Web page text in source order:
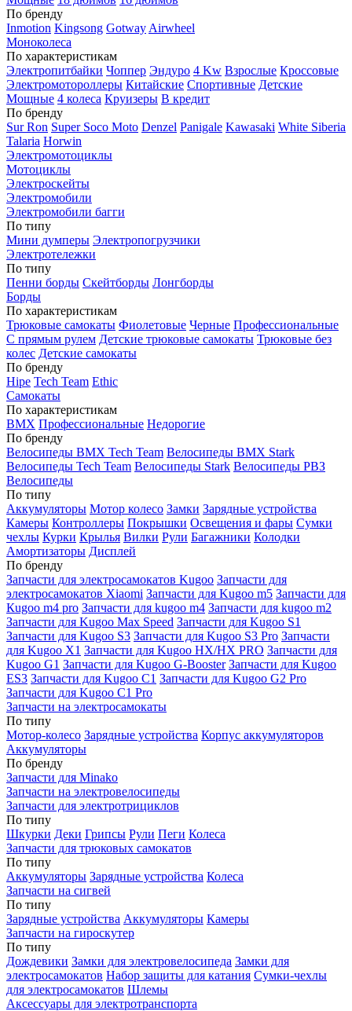
По бренду
Inmotion Kingsong Gotway Airwheel
Моноколеса
По характеристикам
Электропитбайки Чоппер Эндуро 4 Kw Взрослые Кроссовые
Электромотороллеры Китайские Спортивные Детские
Мощные 4 колеса Круизеры В кредит
По бренду
Sur Ron Super Soco Moto Denzel Panigale Kawasaki White Siberia
Talaria Horwin
Электромотоциклы
Мотоциклы
Электроскейты
Электромобили
Электромобили багги
По типу
Мини думперы Электропогрузчики
Электротележки
По типу
Пенни борды Скейтборды Лонгборды
Борды
По характеристикам
Трюковые самокаты Фиолетовые Черные Профессиональные
С прямым рулем Детские трюковые самокаты Трюковые без
колес Детские самокаты
По бренду
Hipe Tech Team Ethic
Самокаты
По характеристикам
BMX Профессиональные Недорогие
По бренду
Велосипеды BMX Tech Team Велосипеды BMX Stark
Велосипеды Tech Team Велосипеды Stark Велосипеды РВЗ
Велосипеды
По типу
Аккумуляторы Мотор колесо Замки Зарядные устройства
Камеры Контроллеры Покрышки Освещения и фары Сумки
чехлы Курки Крылья Вилки Рули Багажники Колодки
Амортизаторы Дисплей
По бренду
Запчасти для электросамокатов Kugoo Запчасти для
электросамокатов Xiaomi Запчасти для Kugoo m5 Запчасти для
Кugoo m4 pro Запчасти для kugoo m4 Запчасти для kugoo m2
Запчасти для Kugoo Max Speed Запчасти для Kugoo S1
Запчасти для Kugoo S3 Запчасти для Kugoo S3 Pro Запчасти
для Kugoo X1 Запчасти для Kugoo HX/HX PRO Запчасти для
Kugoo G1 Запчасти для Kugoo G-Booster Запчасти для Kugoo
ES3 Запчасти для Kugoo C1 Запчасти для Kugoo G2 Pro
Запчасти для Kugoo C1 Pro
Запчасти на электросамокаты
По типу
Мотор-колесо Зарядные устройства Корпус аккумуляторов
Аккумуляторы
По бренду
Запчасти для Minako
Запчасти на электровелосипеды
Запчасти для электротрициклов
По типу
Шкурки Деки Грипсы Рули Пеги Колеса
Запчасти для трюковых самокатов
По типу
Аккумуляторы Зарядные устройства Колеса
Запчасти на сигвей
По типу
Зарядные устройства Аккумуляторы Камеры
Запчасти на гироскутер
По типу
Дождевики Замки для электровелосипеда Замки для
электросамокатов Набор защиты для катания Сумки-чехлы
для электросамокатов Шлемы
Аксессуары для электротранспорта